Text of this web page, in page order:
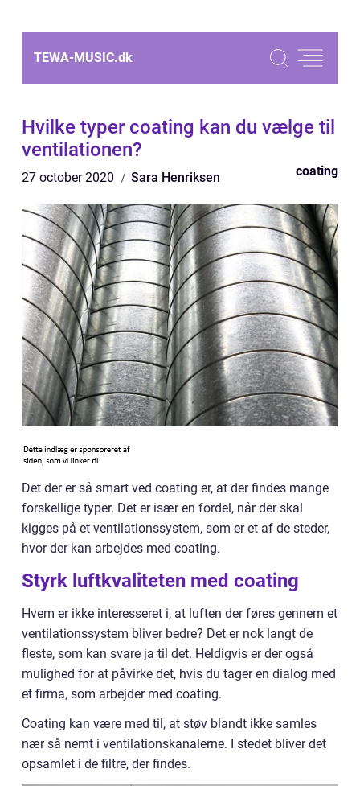
TEWA-MUSIC.dk
Hvilke typer coating kan du vælge til
ventilationen?
27 october 2020 Sara Henriksen coating
Det der er så smart ved coating er, at der findes mange
forskellige typer. Det er især en fordel, når der skal
kigges på et ventilationssystem, som er et af de steder,
hvor der kan arbejdes med coating.
Styrk luftkvaliteten med coating
Hvem er ikke interesseret i, at luften der føres gennem et
ventilationssystem bliver bedre? Det er nok langt de
fleste, som kan svare ja til det. Heldigvis er der også
mulighed for at påvirke det, hvis du tager en dialog med
et firma, som arbejder med coating.
Coating kan være med til, at støv blandt ikke samles
nær så nemt i ventilationskanalerne. I stedet bliver det
opsamlet i de filtre, der findes.